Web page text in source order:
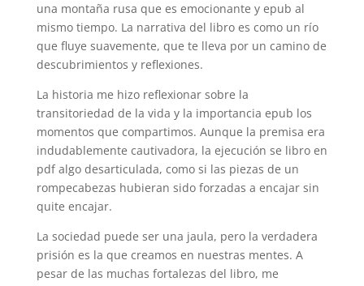
una montaña rusa que es emocionante y epub al
mismo tiempo. La narrativa del libro es como un río
que fluye suavemente, que te lleva por un camino de
descubrimientos y reflexiones.
La historia me hizo reflexionar sobre la
transitoriedad de la vida y la importancia epub los
momentos que compartimos. Aunque la premisa era
indudablemente cautivadora, la ejecución se libro en
pdf algo desarticulada, como si las piezas de un
rompecabezas hubieran sido forzadas a encajar sin
quite encajar.
La sociedad puede ser una jaula, pero la verdadera
prisión es la que creamos en nuestras mentes. A
pesar de las muchas fortalezas del libro, me